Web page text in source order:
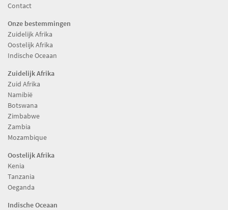
Contact
Onze bestemmingen
Zuidelijk Afrika
Oostelijk Afrika
Indische Oceaan
Zuidelijk Afrika
Zuid Afrika
Namibië
Botswana
Zimbabwe
Zambia
Mozambique
Oostelijk Afrika
Kenia
Tanzania
Oeganda
Indische Oceaan